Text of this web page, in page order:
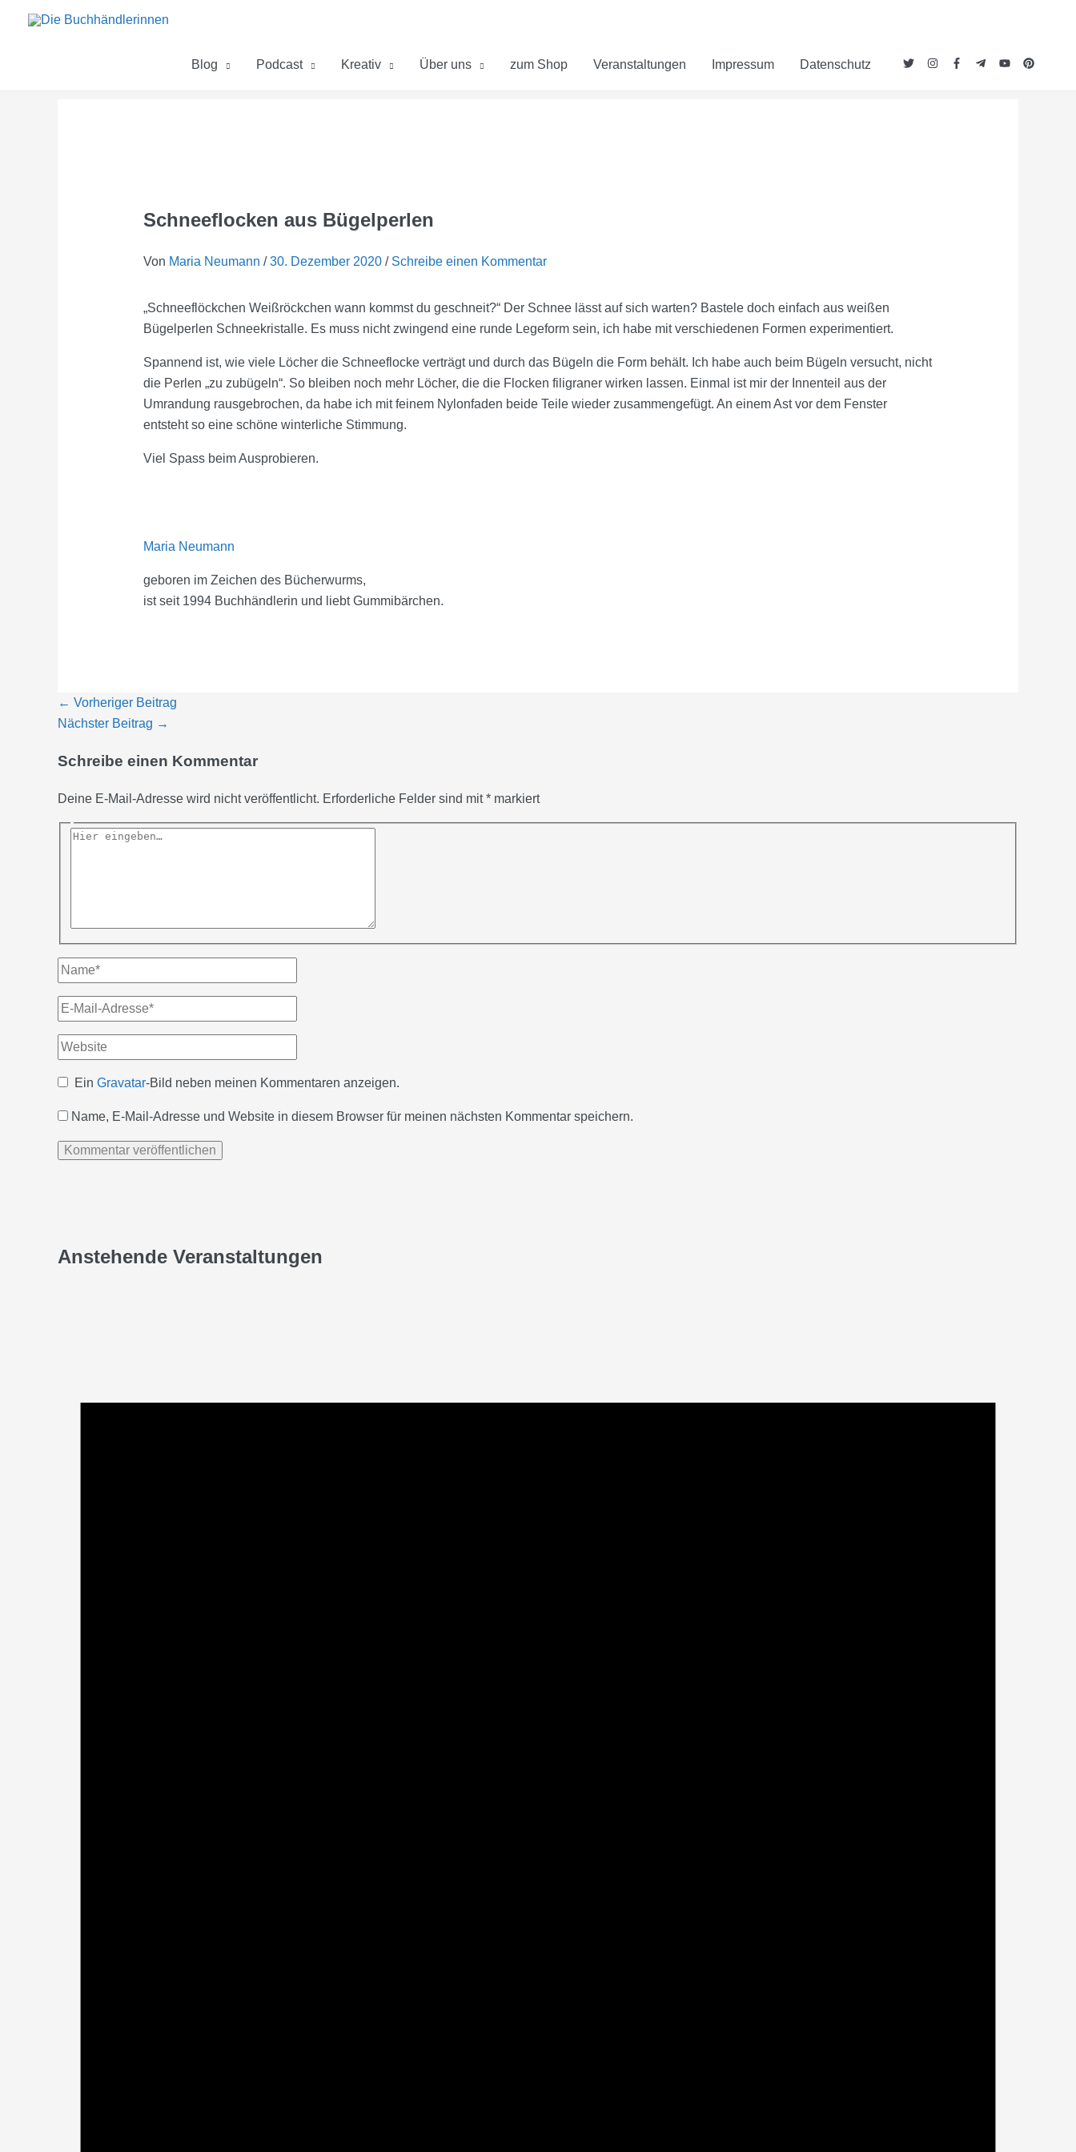
Inhalt
Blog
Podcast Kreativ Über uns zum Shop Veranstaltungen Impressum Datenschutz
Schneeflocken aus Bügelperlen
Von Maria Neumann /30. Dezember 2020 / Schreibe einen Kommentar
„Schneeflöckchen Weißröckchen wann kommst du geschneit?“ Der Schnee lässt auf sich warten? Bastele doch einfach aus weißen
Bügelperlen Schneekristalle. Es muss nicht zwingend eine runde Legeform sein, ich habe mit verschiedenen Formen experimentiert.
Spannend ist, wie viele Löcher die Schneeflocke verträgt und durch das Bügeln die Form behält. Ich habe auch beim Bügeln versucht, nicht
die Perlen „zu zubügeln“. So bleiben noch mehr Löcher, die die Flocken filigraner wirken lassen. Einmal ist mir der Innenteil aus der
Umrandung rausgebrochen, da habe ich mit feinem Nylonfaden beide Teile wieder zusammengefügt. An einem Ast vor dem Fenster
entsteht so eine schöne winterliche Stimmung.
Viel Spass beim Ausprobieren.
Maria Neumann
geboren im Zeichen des Bücherwurms,
ist seit 1994 Buchhändlerin und liebt Gummibärchen.
← Vorheriger Beitrag
Nächster Beitrag →
Schreibe einen Kommentar
Deine E-Mail-Adresse wird nicht veröffentlicht. Erforderliche Felder sind mit* markiert
Hier
Name*
E-
Adresse*
Website
EinGravatar-Bild neben meinen Kommentaren anzeigen.
Name, E-Mail-Adresse und Website in diesem Browser für meinen nächsten Kommentar speichern.
Anstehende Veranstaltungen